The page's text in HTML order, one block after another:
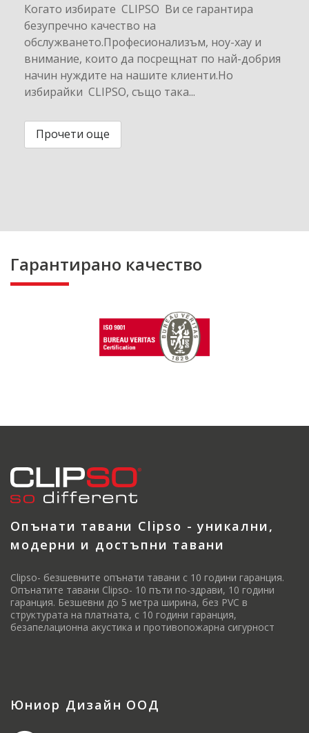
Когато избирате CLIPSO Ви се гарантира
безупречно качество на
обслужването.Професионализъм, ноу-хау и
внимание, които да посрещнат по най-добрия
начин нуждите на нашите клиенти.Но
избирайки CLIPSO, също така...
Прочети още
Гарантирано качество
Опънати тавани Clipso - уникални,
модерни и достъпни тавани
Clipso- безшевните опънати тавани с 10 години гаранция.
Опънатите тавани Clipso- 10 пъти по-здрави, 10 години
гаранция. Безшевни до 5 метра ширина, без PVC в
структурата на платната, с 10 години гаранция,
безапелационна акустика и противопожарна сигурност
Юниор Дизайн ООД